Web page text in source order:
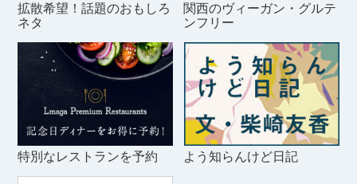
拡散希望！話題のおもしろ
ネタ
関西のヴィーガン・グルテ
ンフリー
特別なレストランを予約 よう知らんけど日記